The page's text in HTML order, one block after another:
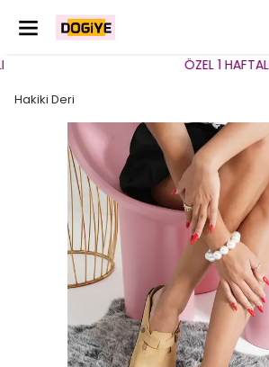
ÖZEL 1
Hakiki Deri